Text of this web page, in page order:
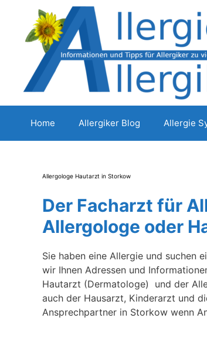
springen
Home Allergiker Blog Allergie
Allergologe Hautarzt in Storkow
Der Facharzt für
Allergologe oder
Sie haben eine Allergie und suchen
wir Ihnen Adressen und
Hautarzt (Dermatologe) und der
auch der Hausarzt, Kinderarzt und
Ansprechpartner in Storkow wenn